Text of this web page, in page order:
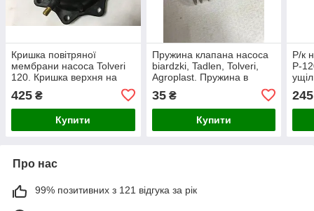
Кришка повітряної
мембрани насоса Tolveri
120. Кришка верхня на
425 ₴
Купити
Пружина клапана насоса
biardzki, Tadlen, Tolveri,
Agroplast. Пружина в
клапан польського насоса
Р120
35₴
Купити
Р/к
P-
245
Про нас
99% позитивних з 121 відгука за рік